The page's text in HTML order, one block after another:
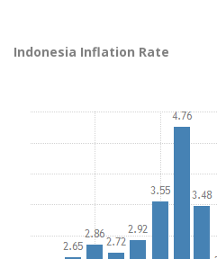
Indonesia Inflation Rate